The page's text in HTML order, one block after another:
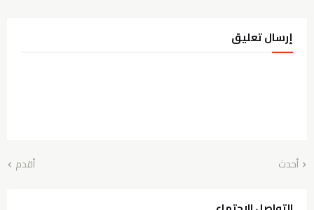
إرسال تعليق
أحدث أقدم